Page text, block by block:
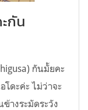
กัน
กันมั้ยคะ
ดะค่ะ ไม่ว่าจะ
างระมัดระวัง